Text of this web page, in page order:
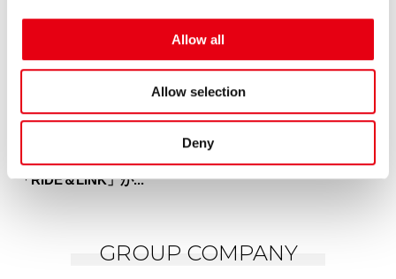
Allow all
Allow selection
Deny
【カープレミア×ポケットカード】オートクレジットと同時
に申し込めるクレジットカード 「...
プレミアグループ、バイク王&カンパニー社との合弁会社
「RIDE＆LINK」が...
GROUP COMPANY